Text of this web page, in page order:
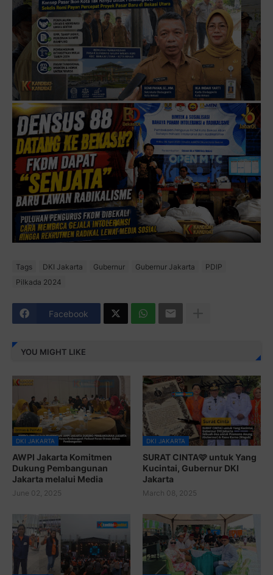
Tags DKI Jakarta Gubernur Gubernur Jakarta
PDIP
Pilkada 2024
Facebook
YOU MIGHT LIKE
DKI JAKARTA
AWPI Jakarta Komitmen
Dukung Pembangunan
Jakarta melalui Media
June 02, 2025
DKI JAKARTA
SURAT CINTA🩷 untuk Yang
Kucintai, Gubernur DKI
Jakarta
March 08, 2025